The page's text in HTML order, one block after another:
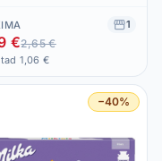
1
€2,65 €
1,06 €
−40%